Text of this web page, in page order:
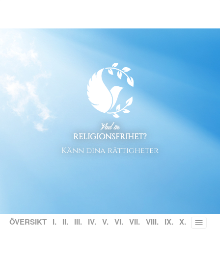
Vad är
RELIGIONSFRIHET?
Känn dina rättigheter
ÖVERSIKT I. II. III. IV. V. VI. VII. VIII. IX. X. Toggle